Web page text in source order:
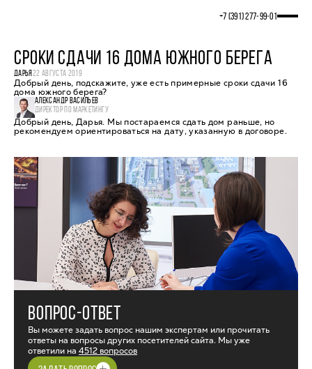
+7 (391) 277‒99‒01
СРОКИ СДАЧИ 16 ДОМА ЮЖНОГО БЕРЕГА
ДАРЬЯ22 АВГУСТА 2019
Добрый день, подскажите, уже есть примерные сроки сдачи 16
дома южного берега?
АЛЕКСАНДР ВАСИЛЬЕВ
ДИРЕКТОР ПО МАРКЕТИНГУ
Добрый день, Дарья. Мы постараемся сдать дом раньше, но
рекомендуем ориентироваться на дату, указанную в договоре.
ВОПРОС-ОТВЕТ
Вы можете задать вопрос нашим экспертам или прочитать
ответы на вопросы других посетителей сайта. Мы уже
ответили на 4512 вопросов